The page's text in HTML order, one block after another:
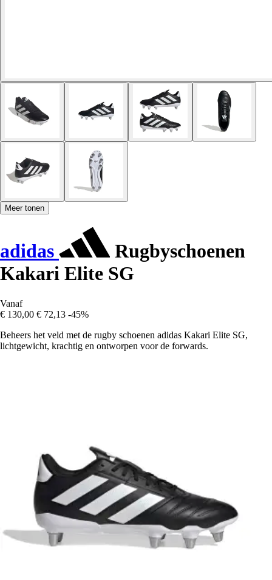
Meer tonen
adidas
Rugbyschoenen
Kakari Elite SG
Vanaf
€ 130,00 € 72,13 -45%
Beheers het veld met de rugby schoenen adidas Kakari Elite SG,
lichtgewicht, krachtig en ontworpen voor de forwards.